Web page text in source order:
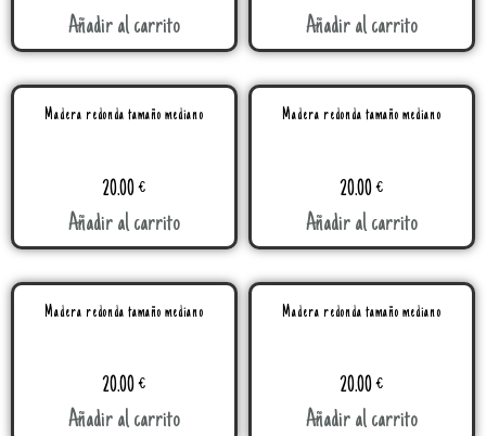
Añadir al carrito Añadir al carrito
Madera redonda tamaño mediano
20.00€
Añadir al carrito
Madera redonda tamaño mediano
20.00€
Añadir al carrito
Madera redonda tamaño mediano
20.00€
Añadir al carrito
Madera redonda tamaño mediano
20.00€
Añadir al carrito